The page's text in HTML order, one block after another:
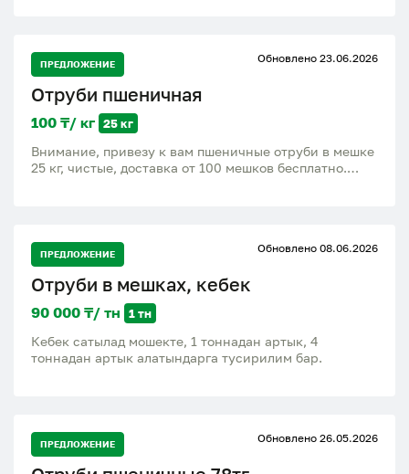
ПРЕДЛОЖЕНИЕ Обновлено 23.06.2026
Отруби пшеничная
100 ₸/ кг 25 кг
Внимание, привезу к вам пшеничные отруби в мешке
25 кг, чистые, доставка от 100 мешков бесплатно.
ПРЕДЛОЖЕНИЕ Обновлено 08.06.2026
Отруби в мешках, кебек
90 000 ₸/ тн 1 тн
Кебек сатылад мошекте, 1 тоннадан артык, 4
тоннадан артык алатындарга тусирилим бар.
ПРЕДЛОЖЕНИЕ Обновлено 26.05.2026